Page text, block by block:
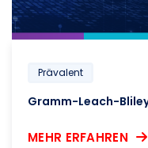
Prävalent
MEHR ERFAHREN